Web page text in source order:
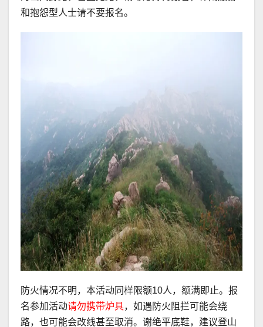
和抱怨型人士请不要报名。
防火情况不明，本活动同样限额10人，额满即止。报
名参加活动请勿携带炉具，如遇防火阻拦可能会绕
路，也可能会改线甚至取消。谢绝平底鞋，建议登山